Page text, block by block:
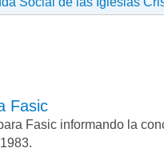
Fasic
Fasic informando la